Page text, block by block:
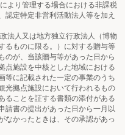
り管理する場合における非課税
認定特定非営利活動法人等を加え
人又は地方独立行政法人（博物
るものに限る。）に対する贈与等
のが、当該贈与等があった日から
点施設を中核とした地域における
等に記載された一定の事業のうち
光拠点施設において行われるもの
ることを証する書類の添付がある
請書の提出があった日から一月以
なかったときは、その承認があっ